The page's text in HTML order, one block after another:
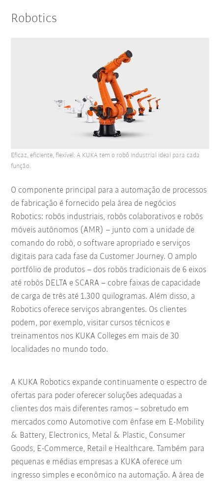
Robotics
O componente principal para a automação de processos
de fabricação é fornecido pela área de negócios
Robotics: robôs industriais, robôs colaborativos e robôs
móveis autônomos (AMR) – junto com a unidade de
comando do robô, o software apropriado e serviços
digitais para cada fase da Customer Journey. O amplo
portfólio de produtos – dos robôs tradicionais de 6 eixos
até robôs DELTA e SCARA – cobre faixas de capacidade
de carga de três até 1.300 quilogramas. Além disso, a
Robotics oferece serviços abrangentes. Os clientes
podem, por exemplo, visitar cursos técnicos e
treinamentos nos KUKA Colleges em mais de 30
localidades no mundo todo.
Eficaz, eficiente, flexível: A KUKA tem o robô industrial ideal para cada
função.
A KUKA Robotics expande continuamente o espectro de
ofertas para poder oferecer soluções adequadas a
clientes dos mais diferentes ramos – sobretudo em
mercados como Automotive com ênfase em E-Mobility
& Battery, Electronics, Metal & Plastic, Consumer
Goods, E-Commerce, Retail e Healthcare. Também para
pequenas e médias empresas a KUKA oferece um
ingresso simples e econômico na automação. A área de